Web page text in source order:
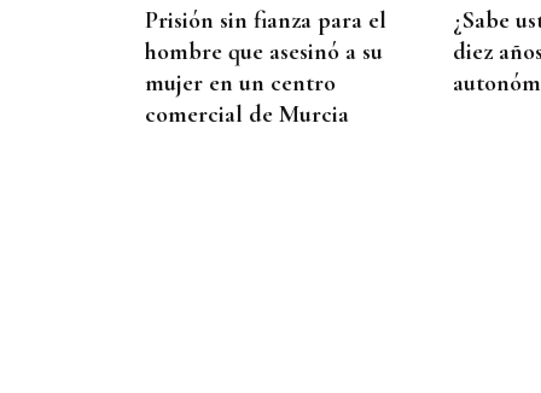
Prisión sin fianza para el
hombre que asesinó a su
mujer en un centro
comercial de Murcia
¿Sabe
diez